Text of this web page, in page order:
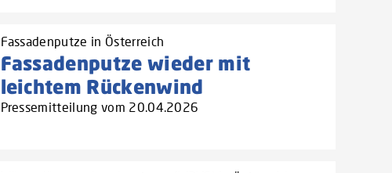
Fassadenputze in Österreich
Fassadenputze wieder mit
leichtem Rückenwind
Pressemitteilung vom 20.04.2026